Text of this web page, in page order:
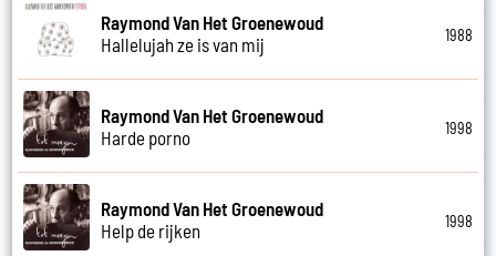
Raymond Van Het Groenewoud
Hallelujah ze is van mij
1988
Raymond Van Het Groenewoud
Harde porno
1998
Raymond Van Het Groenewoud
Help de rijken
1998